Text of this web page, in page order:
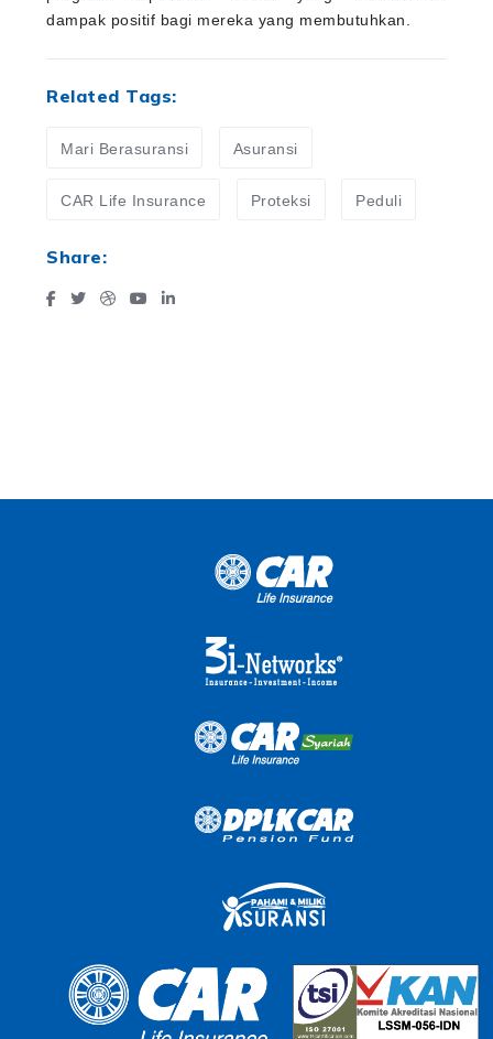
dampak positif bagi mereka yang membutuhkan.
Related Tags:
Mari Berasuransi Asuransi
CAR Life Insurance Proteksi Peduli
Share: